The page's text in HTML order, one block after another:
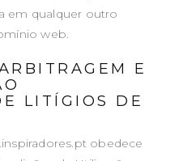
em qualquer outro
web.
E
LITÍGIOS DE
obedece